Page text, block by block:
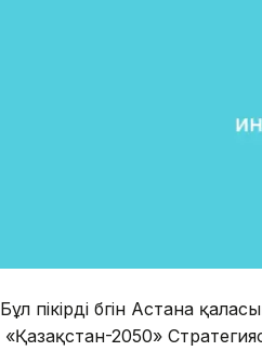
Бұл пікірді бүгін Астана
«Қазақстан-2050»